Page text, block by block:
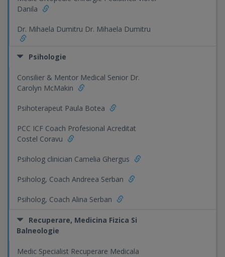
Danila
Dr. Mihaela Dumitru Dr. Mihaela Dumitru
Psihologie
Consilier & Mentor Medical Senior Dr.
Carolyn McMakin
Psihoterapeut Paula Botea
PCC ICF Coach Profesional Acreditat
Costel Coravu
Psiholog clinician Camelia Ghergus
Psiholog, Coach Andreea Serban
Psiholog, Coach Alina Serban
Recuperare, Medicina Fizica Si
Balneologie
Medic Specialist Recuperare Medicala